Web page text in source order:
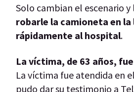
Solo cambian el escenario
robarle la camioneta en la
rápidamente al hospital.
La víctima, de 63 años,
La víctima fue atendida en
pudo dar su testimonio a